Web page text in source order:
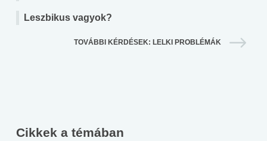
Leszbikus vagyok?
TOVÁBBI KÉRDÉSEK: LELKI PROBLÉMÁK
Cikkek a témában